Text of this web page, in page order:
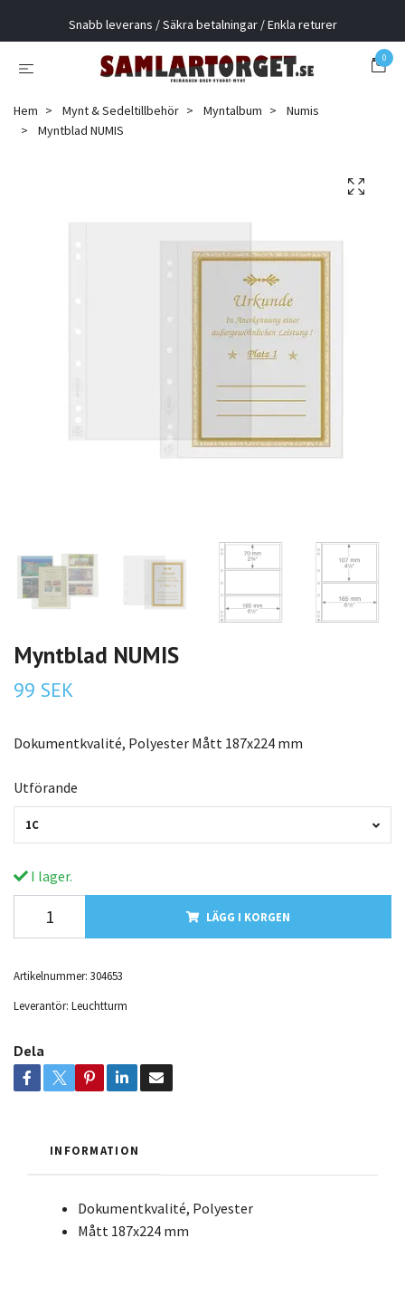
Snabb leverans / Säkra betalningar / Enkla returer
0
Hem Mynt & Sedeltillbehör Myntalbum
Numis
Myntblad NUMIS
Myntblad NUMIS
99 SEK
Dokumentkvalité, Polyester Mått 187x224 mm
Utförande
1C
I lager.
LÄGG I KORGEN
Artikelnummer: 304653
Leverantör: Leuchtturm
Dela
INFORMATION
Dokumentkvalité, Polyester
Mått 187x224 mm